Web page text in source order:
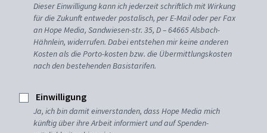
Dieser Einwilligung kann ich jederzeit schriftlich mit Wirkung
für die Zukunft entweder postalisch, per E-Mail oder per Fax
an Hope Media, Sandwiesen-str. 35, D – 64665 Alsbach-
Hähnlein, widerrufen. Dabei entstehen mir keine anderen
Kosten als die Porto-kosten bzw. die Übermittlungskosten
nach den bestehenden Basistarifen.
Einwilligung
Ja, ich bin damit einverstanden, dass Hope Media mich
künftig über ihre Arbeit informiert und auf Spenden-